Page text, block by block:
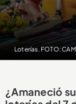
Loterías. FOTO:
¿Amaneció